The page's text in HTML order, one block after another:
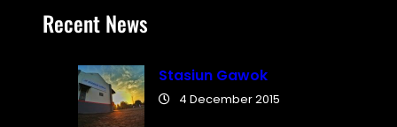
Recent News
Stasiun Gawok
4 December 2015